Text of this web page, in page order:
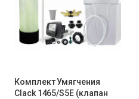
Комплект Умягчения
Clack 1465/S5E (клапан